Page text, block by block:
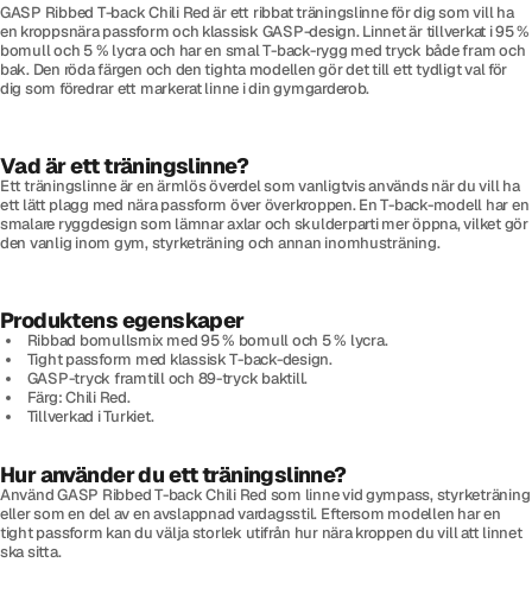
GASP Ribbed T-back Chili Red är ett ribbat träningslinne för dig som vill ha
en kroppsnära passform och klassisk GASP-design. Linnet är tillverkat i 95 %
bomull och 5 % lycra och har en smal T-back-rygg med tryck både fram och
bak. Den röda färgen och den tighta modellen gör det till ett tydligt val för
dig som föredrar ett markerat linne i din gymgarderob.
Vad är ett träningslinne?
Ett träningslinne är en ärmlös överdel som vanligtvis används när du vill ha
ett lätt plagg med nära passform över överkroppen. En T-back-modell har en
smalare ryggdesign som lämnar axlar och skulderparti mer öppna, vilket gör
den vanlig inom gym, styrketräning och annan inomhusträning.
Produktens egenskaper
Ribbad bomullsmix med 95 % bomull och 5 % lycra.
Tight passform med klassisk T-back-design.
GASP-tryck framtill och 89-tryck baktill.
Färg: Chili Red.
Tillverkad i Turkiet.
Hur använder du ett träningslinne?
Använd GASP Ribbed T-back Chili Red som linne vid gympass, styrketräning
eller som en del av en avslappnad vardagsstil. Eftersom modellen har en
tight passform kan du välja storlek utifrån hur nära kroppen du vill att linnet
ska sitta.